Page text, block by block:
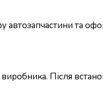
автозапчастини та
Після